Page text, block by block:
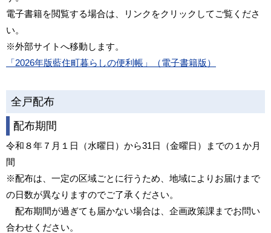
電子書籍を閲覧する場合は、リンクをクリックしてご覧くださ
い。
※外部サイトへ移動します。
「2026年版藍住町暮らしの便利帳」（電子書籍版）
全戸配布
配布期間
令和８年７月１日（水曜日）から31日（金曜日）までの１か月
間
※配布は、一定の区域ごとに行うため、地域によりお届けまで
の日数が異なりますのでご了承ください。
配布期間が過ぎても届かない場合は、企画政策課までお問い
合わせください。